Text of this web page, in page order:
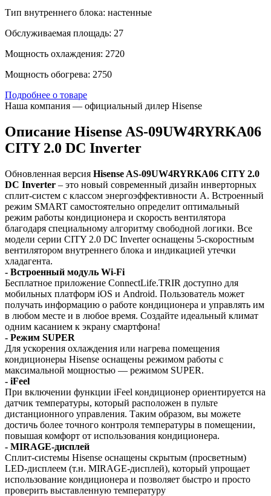
Тип внутреннего блока: настенные
Обслуживаемая площадь: 27
Мощность охлаждения: 2720
Мощность обогрева: 2750
Подробнее о товаре
Наша компания — официальный дилер Hisense
Описание Hisense AS-09UW4RYRKA06
CITY 2.0 DC Inverter
Обновленная версия Hisense AS-09UW4RYRKA06 CITY 2.0
DC Inverter – это новый современный дизайн инверторных
сплит-систем с классом энергоэффективности А. Встроенный
режим SMART самостоятельно определит оптимальный
режим работы кондиционера и скорость вентилятора
благодаря специальному алгоритму свободной логики. Все
модели серии CITY 2.0 DC Inverter оснащены 5-скоростным
вентилятором внутреннего блока и индикацией утечки
хладагента.
- Встроенный модуль Wi-Fi
Бесплатное приложение ConnectLife.TRIR доступно для
мобильных платформ iOS и Android. Пользователь может
получать информацию о работе кондиционера и управлять им
в любом месте и в любое время. Создайте идеальный климат
одним касанием к экрану смартфона!
- Режим SUPER
Для ускорения охлаждения или нагрева помещения
кондиционеры Hisense оснащены режимом работы с
максимальной мощностью — режимом SUPER.
- iFeel
При включении функции iFeel кондиционер ориентируется на
датчик температуры, который расположен в пульте
дистанционного управления. Таким образом, вы можете
достичь более точного контроля температуры в помещении,
повышая комфорт от использования кондиционера.
- MIRAGE-дисплей
Сплит-системы Hisense оснащены скрытым (просветным)
LED-дисплеем (т.н. MIRAGE-дисплей), который упрощает
использование кондиционера и позволяет быстро и просто
проверить выставленную температуру